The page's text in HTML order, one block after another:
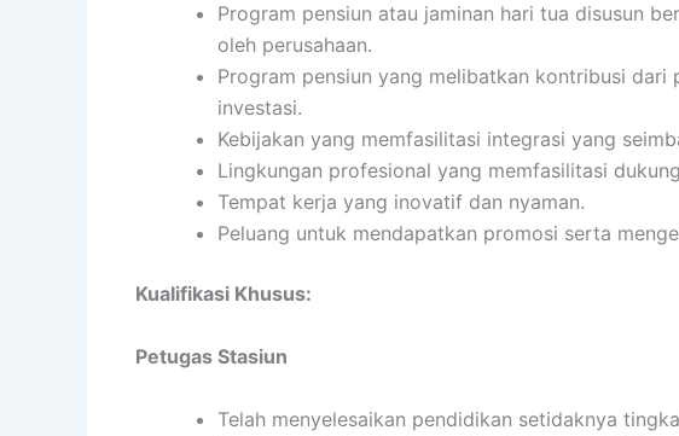
Program pensiun atau jaminan hari tua disusun
oleh perusahaan.
Program pensiun yang melibatkan kontribusi dari
investasi.
Kebijakan yang memfasilitasi integrasi yang
Lingkungan profesional yang memfasilitasi
Tempat kerja yang inovatif dan nyaman.
Peluang untuk mendapatkan promosi serta
Kualifikasi Khusus:
Petugas Stasiun
Telah menyelesaikan pendidikan setidaknya